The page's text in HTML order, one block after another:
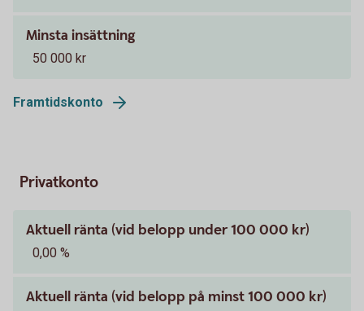
Minsta insättning
50 000 kr
Framtidskonto
Privatkonto
Aktuell ränta (vid belopp under 100 000 kr)
0,00 %
Aktuell ränta (vid belopp på minst 100 000 kr)